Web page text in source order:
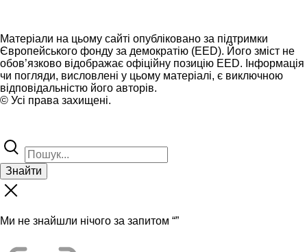
Матеріали на цьому сайті опубліковано за підтримки
Європейського фонду за демократію (EED). Його зміст не
обов’язково відображає офіційну позицію EED. Інформація
чи погляди, висловлені у цьому матеріалі, є виключною
відповідальністю його авторів.
© Усі права захищені.
Знайти
Ми не знайшли нічого за запитом “”